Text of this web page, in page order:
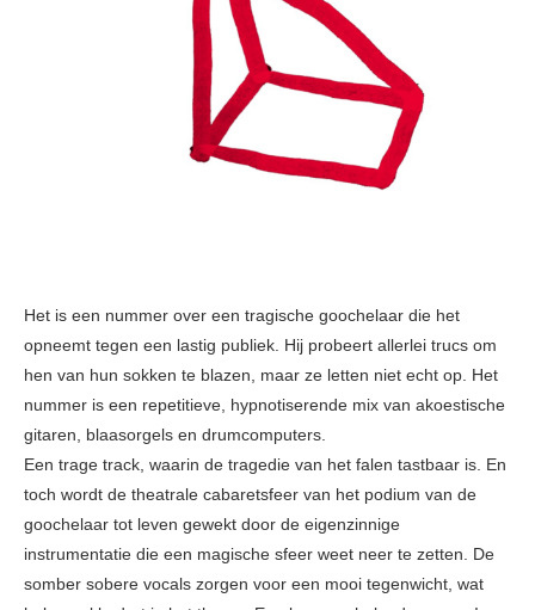
Het is een nummer over een tragische goochelaar die het
opneemt tegen een lastig publiek. Hij probeert allerlei trucs om
hen van hun sokken te blazen, maar ze letten niet echt op. Het
nummer is een repetitieve, hypnotiserende mix van akoestische
gitaren, blaasorgels en drumcomputers.
Een trage track, waarin de tragedie van het falen tastbaar is. En
toch wordt de theatrale cabaretsfeer van het podium van de
goochelaar tot leven gewekt door de eigenzinnige
instrumentatie die een magische sfeer weet neer te zetten. De
somber sobere vocals zorgen voor een mooi tegenwicht, wat